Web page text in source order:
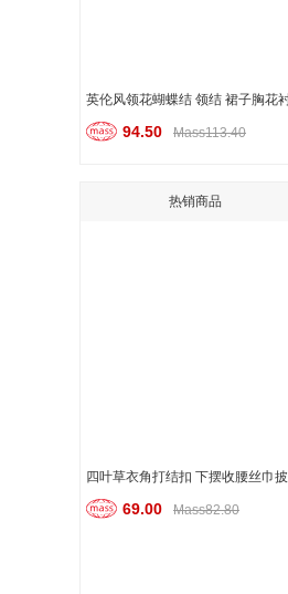
94.50 Mass113.40
热销商品
69.00 Mass82.80